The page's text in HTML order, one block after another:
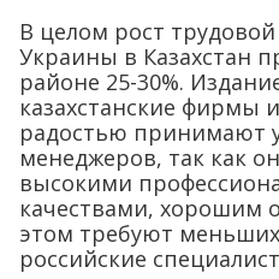
В целом рост
Украины в Казахстан
районе 25-30%.
казахстанские фирмы
радостью принимают
менеджеров, так как
высокими
качествами, хорошим
этом требуют
российские